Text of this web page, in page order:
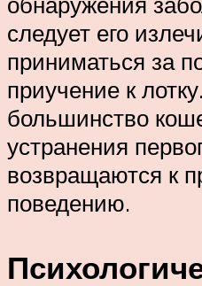
следует его
приниматься за
приучение к
большинство
устранения
возвращаются к
поведению.